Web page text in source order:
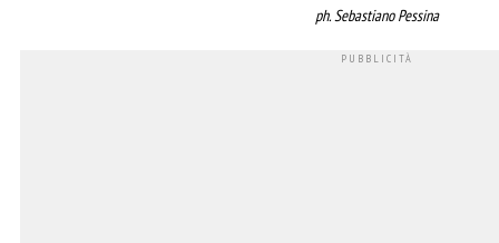
ph. Sebastiano Pessina